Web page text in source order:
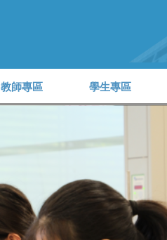
教師專區 學生專區